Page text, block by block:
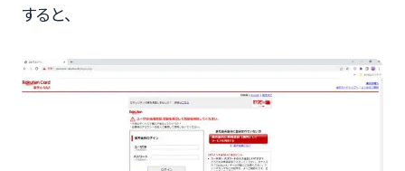
すると、